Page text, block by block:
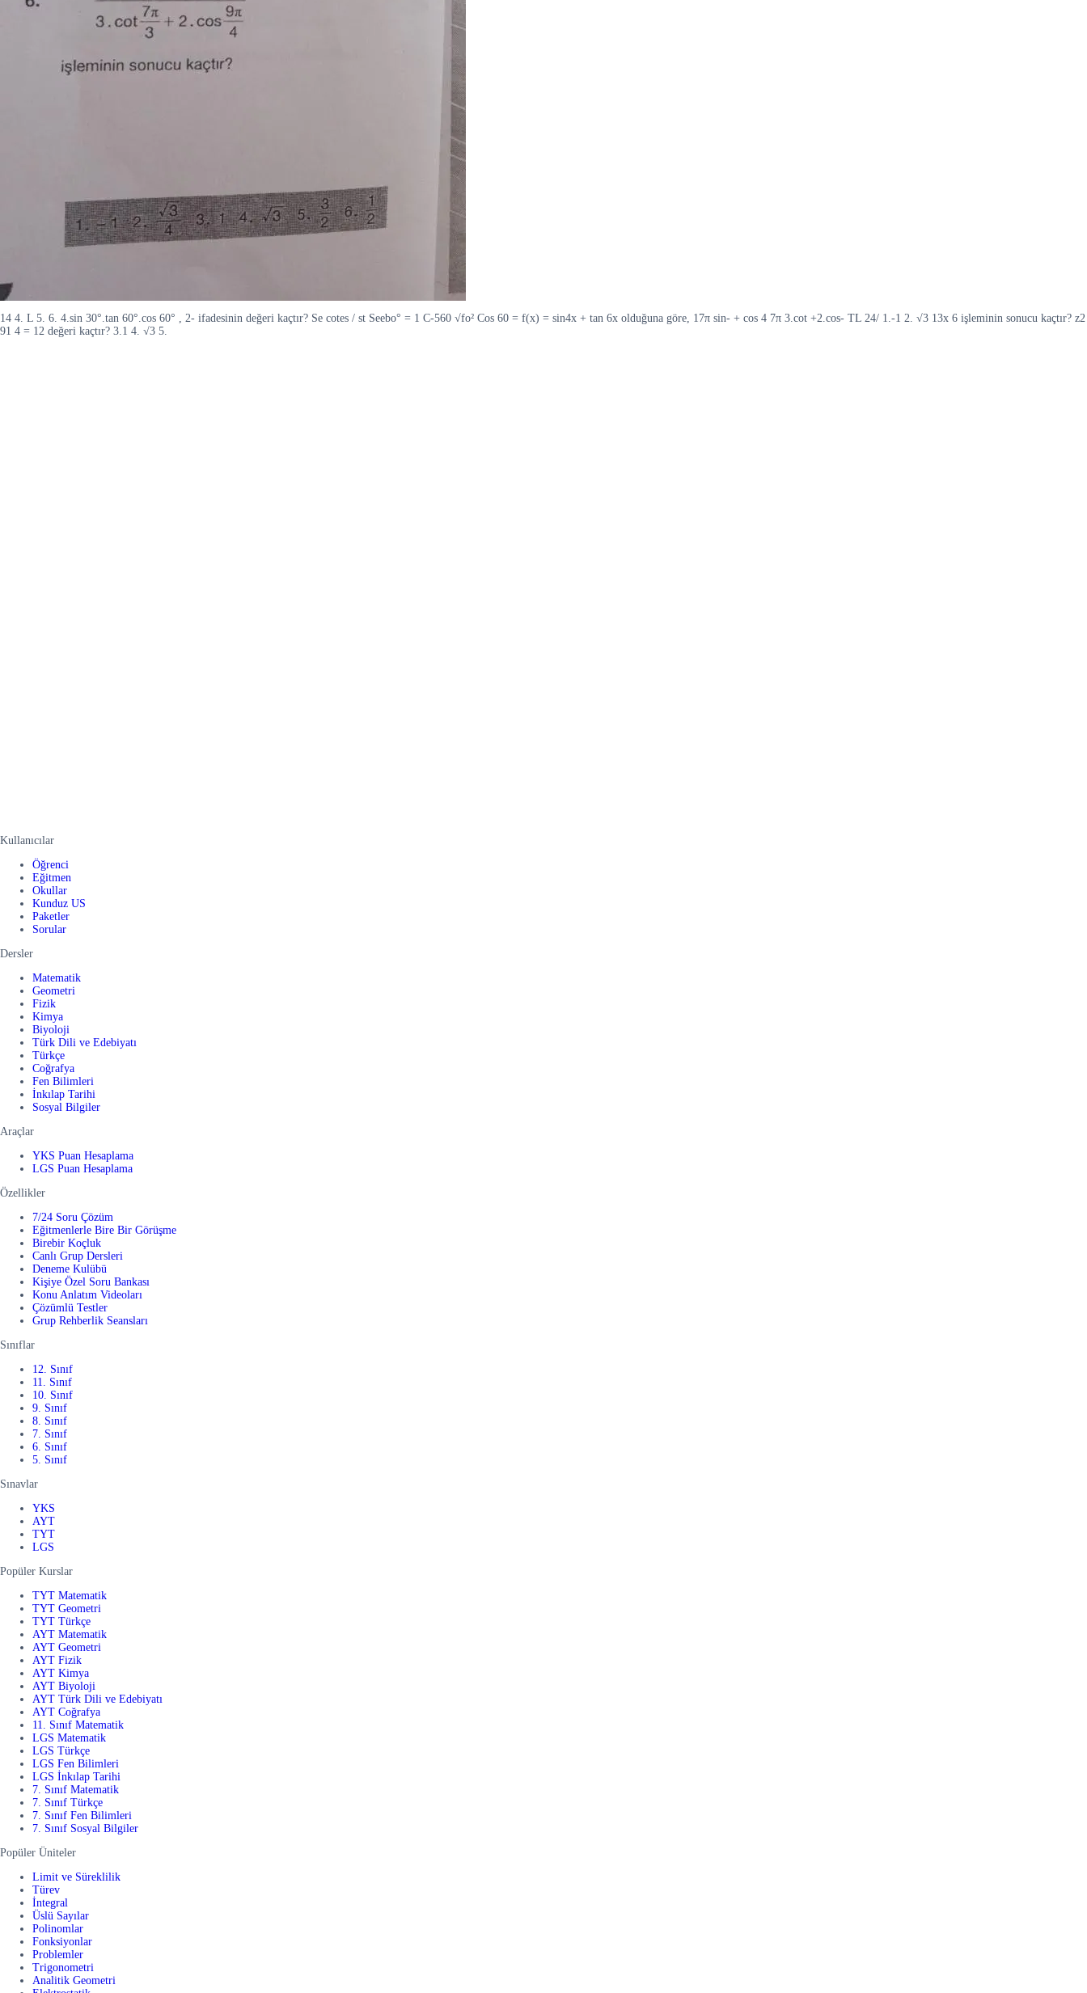
14 4. L 5. 6. 4.sin 30°.tan 60°.cos 60° , 2- ifadesinin değeri kaçtır? Se cotes / st Seebo° = 1 C-560 √fo² Cos 60 = f(x) = sin4x + tan 6x olduğuna göre, 17π sin- + cos 4 7π 3.cot +2.cos- TL 24/ 1.-1 2. √3 13x 6 işleminin sonucu kaçtır? z2
91 4 = 12 değeri kaçtır? 3.1 4. √3 5.
Kullanıcılar
Öğrenci
Eğitmen
Okullar
Kunduz US
Paketler
Sorular
Dersler
Matematik
Geometri
Fizik
Kimya
Biyoloji
Türk Dili ve Edebiyatı
Türkçe
Coğrafya
Fen Bilimleri
İnkılap Tarihi
Sosyal Bilgiler
Araçlar
YKS Puan Hesaplama
LGS Puan Hesaplama
Özellikler
7/24 Soru Çözüm
Eğitmenlerle Bire Bir Görüşme
Birebir Koçluk
Canlı Grup Dersleri
Deneme Kulübü
Kişiye Özel Soru Bankası
Konu Anlatım Videoları
Çözümlü Testler
Grup Rehberlik Seansları
Sınıflar
12. Sınıf
11. Sınıf
10. Sınıf
9. Sınıf
8. Sınıf
7. Sınıf
6. Sınıf
5. Sınıf
Sınavlar
YKS
AYT
TYT
LGS
Popüler Kurslar
TYT Matematik
TYT Geometri
TYT Türkçe
AYT Matematik
AYT Geometri
AYT Fizik
AYT Kimya
AYT Biyoloji
AYT Türk Dili ve Edebiyatı
AYT Coğrafya
11. Sınıf Matematik
LGS Matematik
LGS Türkçe
LGS Fen Bilimleri
LGS İnkılap Tarihi
7. Sınıf Matematik
7. Sınıf Türkçe
7. Sınıf Fen Bilimleri
7. Sınıf Sosyal Bilgiler
Popüler Üniteler
Limit ve Süreklilik
Türev
İntegral
Üslü Sayılar
Polinomlar
Fonksiyonlar
Problemler
Trigonometri
Analitik Geometri